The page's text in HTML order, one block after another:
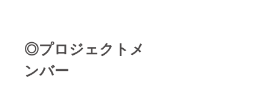
◎プロジェクトメ
ンバー